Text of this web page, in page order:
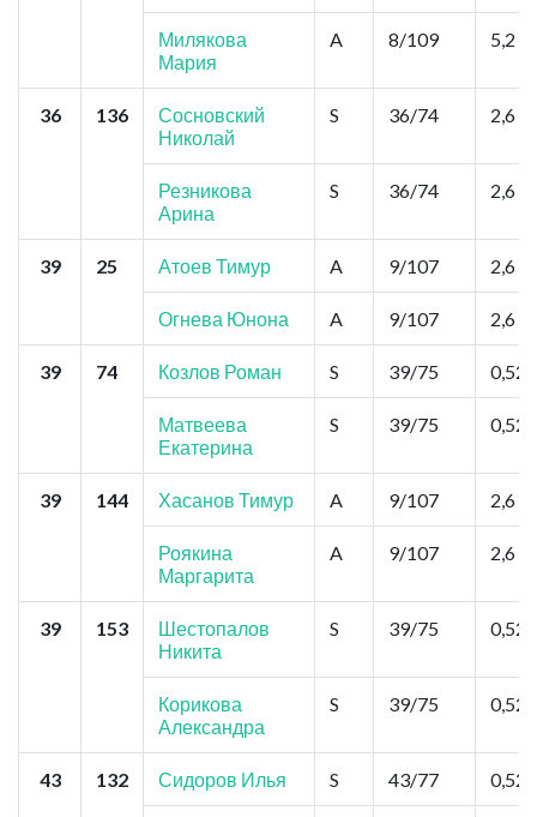
Милякова
Мария
A 8/109 5,2
36 136
Сосновский
Николай
S 36/74 2,6
Резникова
Арина
S 36/74 2,6
39 25 Атоев Тимур A 9/107 2,6
Огнева Юнона A 9/107 2,6
39 74 Козлов Роман S 39/75 0,52
Матвеева
Екатерина
S 39/75 0,52
39 144 Хасанов Тимур A 9/107 2,6
Роякина
Маргарита
A 9/107 2,6
39 153
Шестопалов
Никита
S 39/75 0,52
Корикова
Александра
S 39/75 0,52
43 132 Сидоров Илья S 43/77 0,52